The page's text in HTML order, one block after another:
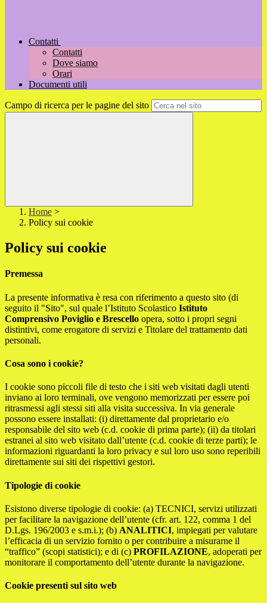
Contatti
Contatti
Dove siamo
Orari
Documenti utili
Campo di ricerca per le pagine del sito
Home >
Policy sui cookie
Policy sui cookie
Premessa
La presente informativa è resa con riferimento a questo sito (di
seguito il "Sito", sul quale l’Istituto Scolastico Istituto
Comprensivo Poviglio e Brescello opera, sotto i propri segni
distintivi, come erogatore di servizi e Titolare del trattamento dati
personali.
Cosa sono i cookie?
I cookie sono piccoli file di testo che i siti web visitati dagli utenti
inviano ai loro terminali, ove vengono memorizzati per essere poi
ritrasmessi agli stessi siti alla visita successiva. In via generale
possono essere installati: (i) direttamente dal proprietario e/o
responsabile del sito web (c.d. cookie di prima parte); (ii) da titolari
estranei al sito web visitato dall’utente (c.d. cookie di terze parti); le
informazioni riguardanti la loro privacy e sul loro uso sono reperibili
direttamente sui siti dei rispettivi gestori.
Tipologie di cookie
Esistono diverse tipologie di cookie: (a) TECNICI, servizi utilizzati
per facilitare la navigazione dell’utente (cfr. art. 122, comma 1 del
D.Lgs. 196/2003 e s.m.i.); (b) ANALITICI, impiegati per valutare
l’efficacia di un servizio fornito o per contribuire a misurarne il
“traffico” (scopi statistici); e di (c) PROFILAZIONE, adoperati per
monitorare il comportamento dell’utente durante la navigazione.
Cookie presenti sul sito web